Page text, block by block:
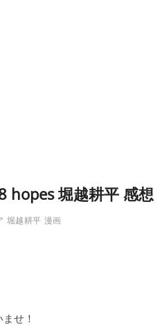
hopes 堀越耕平 感想
堀越耕平 漫画
せ！